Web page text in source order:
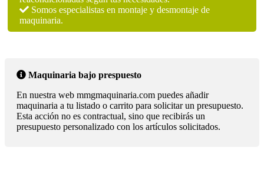
Somos especialistas en montaje y desmontaje de
maquinaria.
Maquinaria bajo prespuesto
En nuestra web mmgmaquinaria.com puedes añadir
maquinaria a tu listado o carrito para solicitar un presupuesto.
Esta acción no es contractual, sino que recibirás un
presupuesto personalizado con los artículos solicitados.